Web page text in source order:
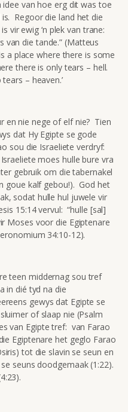
idee van hoe erg dit was toe
Regoor die land het die
vir ewig ‘n plek van trane:
van die tande.” (Matteus
a place where there is some
there is only tears – hell.
– heaven.’
en nie nege of elf nie? Tien
dat Hy Egipte se gode
sou die Israeliete verdryf:
moes hulle bure vra
gebruik om die tabernakel
goue kalf gebou!). God het
sodat hulle hul juwele vir
15:14 vervul: “hulle [sal]
Moses voor die Egiptenare
34:10-12).
teen middernag sou tref
in dié tyd na die
gewys dat Egipte se
of slaap nie (Psalm
van Egipte tref: van Farao
Egiptenare het geglo Farao
tot die slavin se seun en
seuns doodgemaak (1:22).